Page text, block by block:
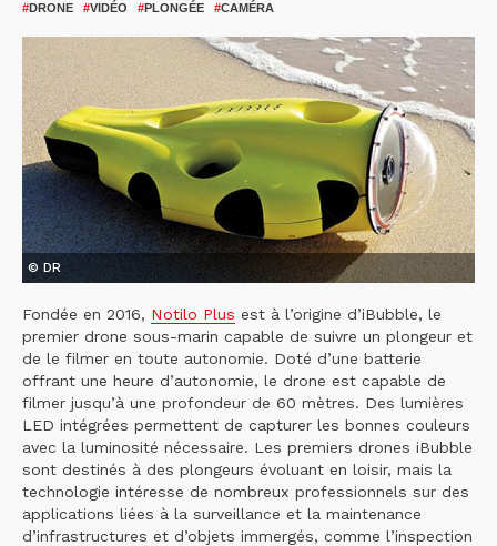
#DRONE #VIDÉO #PLONGÉE #CAMÉRA
© DR
Fondée en 2016, Notilo Plus est à l’origine d’iBubble, le
premier drone sous-marin capable de suivre un plongeur et
de le filmer en toute autonomie. Doté d’une batterie
offrant une heure d’autonomie, le drone est capable de
filmer jusqu’à une profondeur de 60 mètres. Des lumières
LED intégrées permettent de capturer les bonnes couleurs
avec la luminosité nécessaire. Les premiers drones iBubble
sont destinés à des plongeurs évoluant en loisir, mais la
technologie intéresse de nombreux professionnels sur des
applications liées à la surveillance et la maintenance
d’infrastructures et d’objets immergés, comme l’inspection